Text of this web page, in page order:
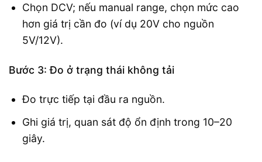
Chọn DCV; nếu manual range, chọn mức cao
hơn giá trị cần đo (ví dụ 20V cho nguồn
5V/12V).
Bước 3: Đo ở trạng thái không tải
Đo trực tiếp tại đầu ra nguồn.
Ghi giá trị, quan sát độ ổn định trong 10–20
giây.